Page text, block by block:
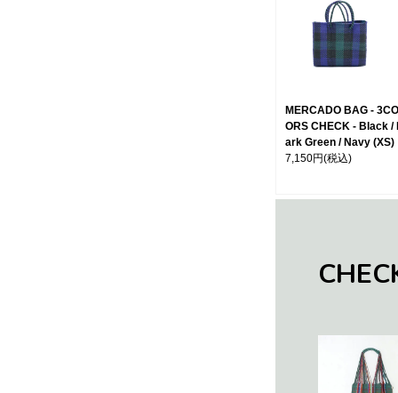
MERCADO BAG -
ORS CHECK - Black /
ark Green / Navy (XS)
7,150円(税込)